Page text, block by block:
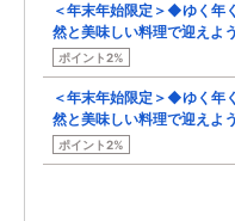
＜年末年始限定＞◆ゆく年
然と美味しい料理で迎えよ
ポイント2%
＜年末年始限定＞◆ゆく年
然と美味しい料理で迎えよ
ポイント2%